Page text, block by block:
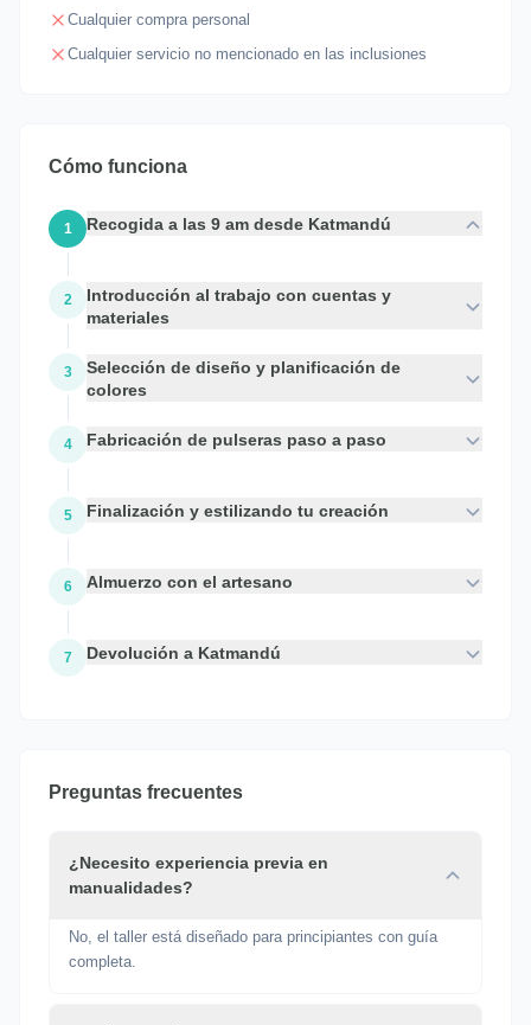
Cualquier compra personal
Cualquier servicio no mencionado en las inclusiones
Cómo funciona
1 Recogida a las 9 am desde Katmandú
2
Introducción al trabajo con cuentas y
materiales
3
Selección de diseño y planificación de
colores
4 Fabricación de pulseras paso a paso
5 Finalización y estilizando tu creación
6 Almuerzo con el artesano
7 Devolución a Katmandú
Preguntas frecuentes
¿Necesito experiencia previa en
manualidades?
No, el taller está diseñado para principiantes con guía
completa.